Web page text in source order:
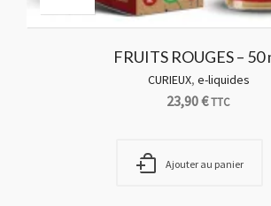
FRUITS ROUGES – 50
CURIEUX, e-liquides
23,90€TTC
Ajouter au panier